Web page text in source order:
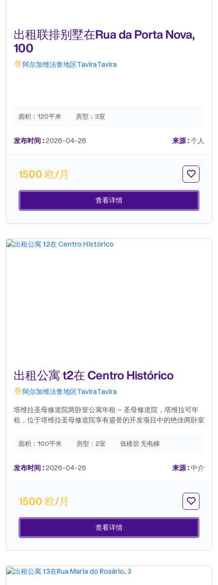
出租联排别墅在Rua da Porta Nova,
100
阿尔加维法鲁地区TaviraTavira
面积： 120平米 房型： 3室
发布时间 :2026-04-26 来源 :个人
1500 欧/月
查看详情
出租公寓 t2在 Centro Histórico
阿尔加维法鲁地区TaviraTavira
塔维拉圣母修道院两卧室公寓年租 – 圣母修道院，塔维拉可年
租，位于塔维拉圣母修道院享有盛誉的开发项目中的绝佳两卧室
用和优越的地理位置，非常适合那些希望在塔维拉市中心宁静生
公寓楼内，拥有魅力、隐私和建筑质量，提供与众不同的居住体
面积： 100平米 房型： 2室 低楼层 无电梯
发布时间 :2026-04-26 来源 :中介
1500 欧/月
查看详情